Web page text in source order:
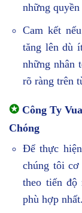
những
Cam kết
tăng lên dù
những nhân
rõ ràng trên
✪ Công Ty
Chóng
Để thực
chúng tôi
theo tiến độ
phù hợp nhất.